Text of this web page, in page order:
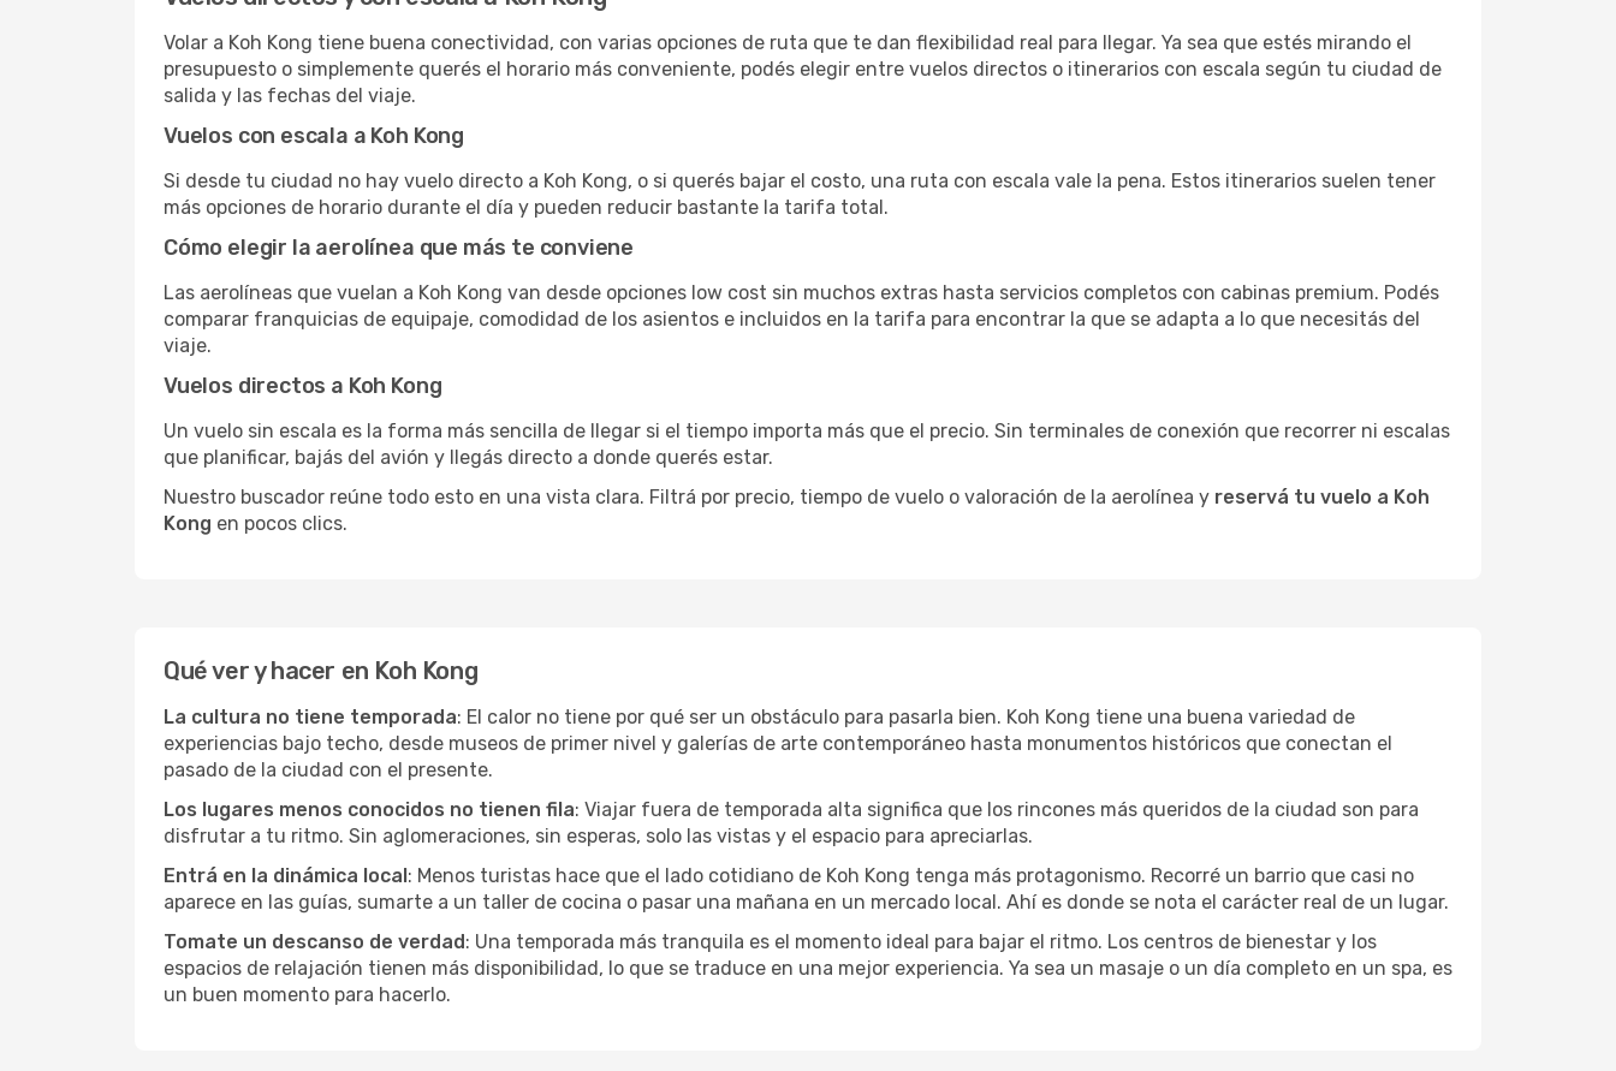
Volar a Koh Kong tiene buena conectividad, con varias opciones de ruta que te dan flexibilidad real para llegar. Ya sea que estés mirando el
presupuesto o simplemente querés el horario más conveniente, podés elegir entre vuelos directos o itinerarios con escala según tu ciudad de
salida y las fechas del viaje.
Vuelos con escala a Koh Kong
Si desde tu ciudad no hay vuelo directo a Koh Kong, o si querés bajar el costo, una ruta con escala vale la pena. Estos itinerarios suelen tener
más opciones de horario durante el día y pueden reducir bastante la tarifa total.
Cómo elegir la aerolínea que más te conviene
Las aerolíneas que vuelan a Koh Kong van desde opciones low cost sin muchos extras hasta servicios completos con cabinas premium. Podés
comparar franquicias de equipaje, comodidad de los asientos e incluidos en la tarifa para encontrar la que se adapta a lo que necesitás del
viaje.
Vuelos directos a Koh Kong
Un vuelo sin escala es la forma más sencilla de llegar si el tiempo importa más que el precio. Sin terminales de conexión que recorrer ni escalas
que planificar, bajás del avión y llegás directo a donde querés estar.
Nuestro buscador reúne todo esto en una vista clara. Filtrá por precio, tiempo de vuelo o valoración de la aerolínea y reservá tu vuelo a Koh
Kong en pocos clics.
Qué ver y hacer en Koh Kong
La cultura no tiene temporada: El calor no tiene por qué ser un obstáculo para pasarla bien. Koh Kong tiene una buena variedad de
experiencias bajo techo, desde museos de primer nivel y galerías de arte contemporáneo hasta monumentos históricos que conectan el
pasado de la ciudad con el presente.
Los lugares menos conocidos no tienen fila: Viajar fuera de temporada alta significa que los rincones más queridos de la ciudad son para
disfrutar a tu ritmo. Sin aglomeraciones, sin esperas, solo las vistas y el espacio para apreciarlas.
Entrá en la dinámica local: Menos turistas hace que el lado cotidiano de Koh Kong tenga más protagonismo. Recorré un barrio que casi no
aparece en las guías, sumarte a un taller de cocina o pasar una mañana en un mercado local. Ahí es donde se nota el carácter real de un lugar.
Tomate un descanso de verdad: Una temporada más tranquila es el momento ideal para bajar el ritmo. Los centros de bienestar y los
espacios de relajación tienen más disponibilidad, lo que se traduce en una mejor experiencia. Ya sea un masaje o un día completo en un spa, es
un buen momento para hacerlo.